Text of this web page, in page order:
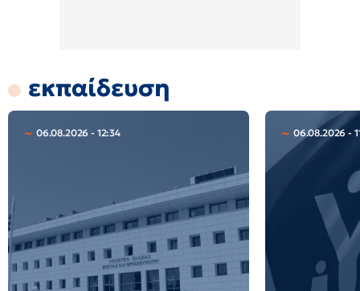
εκπαίδευση
06.08.2026 - 12:34 06.08.2026 -